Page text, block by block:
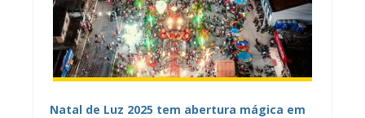
Natal de Luz 2025 tem abertura mágica em